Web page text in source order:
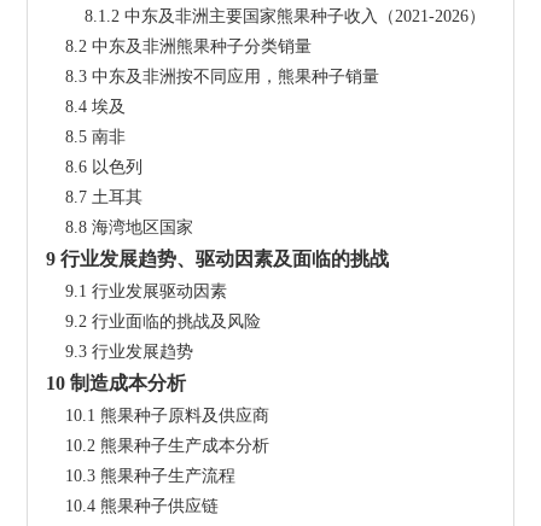
        8.1.2 中东及非洲主要国家熊果种子收入（2021-2026）
    8.2 中东及非洲熊果种子分类销量
    8.3 中东及非洲按不同应用，熊果种子销量
    8.4 埃及
    8.5 南非
    8.6 以色列
    8.7 土耳其
    8.8 海湾地区国家
9 行业发展趋势、驱动因素及面临的挑战
    9.1 行业发展驱动因素
    9.2 行业面临的挑战及风险
    9.3 行业发展趋势
10 制造成本分析
    10.1 熊果种子原料及供应商
    10.2 熊果种子生产成本分析
    10.3 熊果种子生产流程
    10.4 熊果种子供应链